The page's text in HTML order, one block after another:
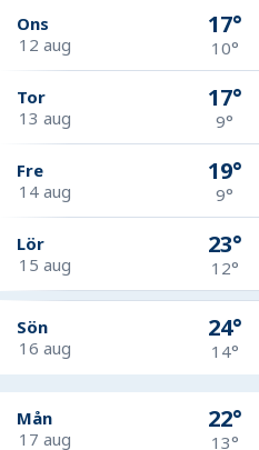
Ons
12 aug
17°
10°
Tor
13 aug
17°
9°
Fre
14 aug
19°
9°
Lör
15 aug
23°
12°
Sön
16 aug
24°
14°
Mån
17 aug
22°
13°